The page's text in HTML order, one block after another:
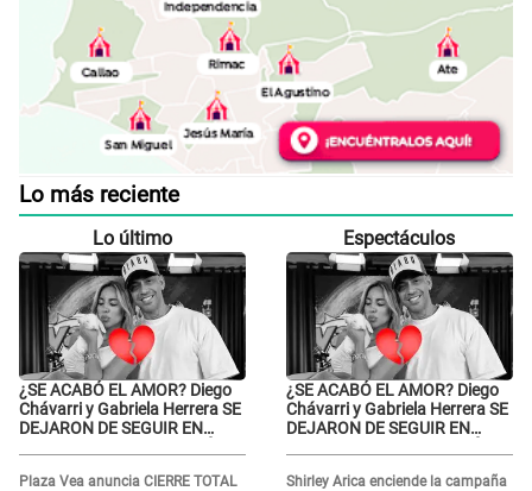
Lo más reciente
Lo último
¿SE ACABÓ EL AMOR? Diego
Chávarri y Gabriela Herrera SE
DEJARON DE SEGUIR EN
Plaza Vea anuncia CIERRE TOTAL
Espectáculos
¿SE ACABÓ EL AMOR? Diego
Chávarri y Gabriela Herrera SE
DEJARON DE SEGUIR EN
Shirley Arica enciende la campaña